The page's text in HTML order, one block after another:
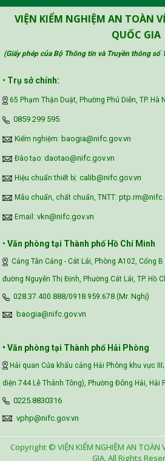
Công đoàn Y tế Việt
Safe Food for Growth
Vietnam Center for
VIỆN KIỂM NGHIỆM AN TOÀN
QUỐC GIA
(Giấy phép của Bộ Thông tin và Truyền thông
• Trụ sở chính:
65 Phạm Thận Duật, Phường Phú Diễn, TP. Hà
‪0859 299 595‬
Kiểm nghiệm: baogia@nifc.gov.vn
Đào tạo: daotao@nifc.gov.vn
Hiệu chuẩn thiết bị: calib@nifc.gov.vn
Mẫu chuẩn, chất chuẩn, TNTT:
Email: vkn@nifc.gov.vn
• Văn phòng tại Thành phố Hồ Chí Minh
Cảng Tân Cảng - Cát Lái, Phòng A102, Cổng
đường Nguyễn Thị Định, Phường Cát Lái, TP. Hồ
028.37.400.888/0918.959.678 (Mr. Nghị)
baogia@nifc.gov.vn
• Văn phòng tại Thành phố Hải Phòng
Hải quan Cửa khẩu cảng Hải Phòng khu vực
diện 744 Lê Thánh Tông), Phường Đông Hải, Hải
0225.8830316
vphp@nifc.gov.vn
Copyright © VIỆN KIỂM NGHIỆM AN TOÀN
GIA. All Rights